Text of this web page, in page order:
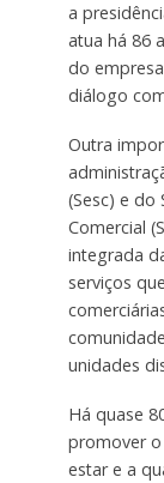
a
atua há 86
do
diálogo
Outra
(Sesc) e do
Comercial
integrada
serviços
unidades
Há quase
promover
estar e a